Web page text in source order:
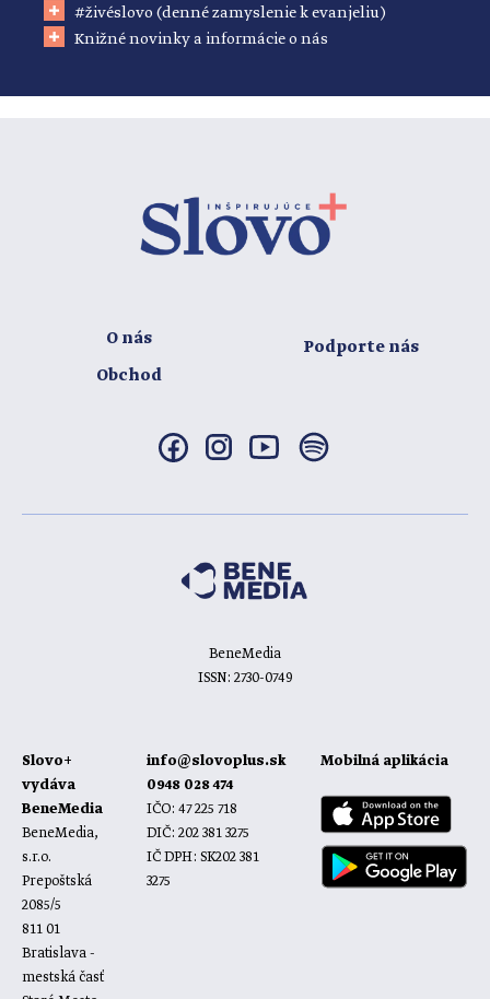
#živéslovo (denné zamyslenie k evanjeliu)
Knižné novinky a informácie o nás
O nás
Obchod
Podporte nás
BeneMedia
ISSN: 2730-0749
Slovo+
vydáva
BeneMedia
BeneMedia,
s.r.o.
Prepoštská
2085/5
811 01
Bratislava -
mestská časť
info@slovoplus.sk
0948 028 474
IČO: 47 225 718
DIČ: 202 381 3275
IČ DPH: SK202 381
3275
Mobilná aplikácia